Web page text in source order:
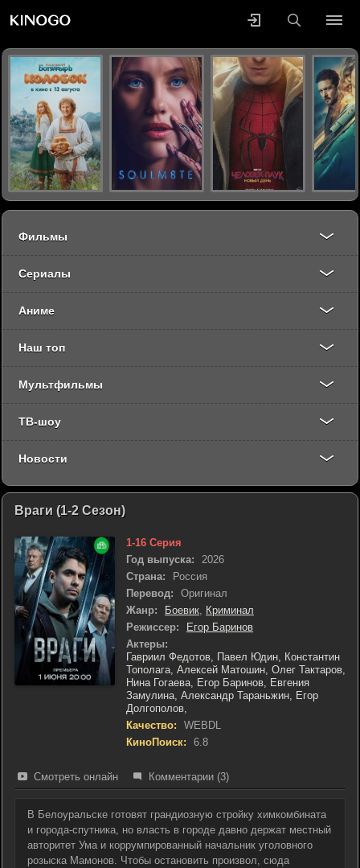
Враги (1-2 Сезон)
1-16 Серия
Год выпуска:
2026
Страна:
Россия
Перевод:
Оригинал
Жанр:
Боевик, Криминал
Режиссер:
Егор Баринов
Актеры:
Гавриил Федотов, Павел Юдин, Константин
Тополага, Алексей Матошин, Олег Тактаров,
Нина Гогаева, Егор Баринов, Евгения
Замулина, Александр Тараньжин, Егор
Долгополов,
Качество:
WEBDL
КиноПоиск:
6.8
Смотреть онлайн Комментарии (3)
В Белоуральске готовят грандиозную стройку химкомбината
и города-спутника, но власть в городе давно держат местный
авторитет Ума и коррумпированный начальник уголовного
розыска Мамонов. Чтобы остановить произвол, сюда
Фильмы
Сериалы
Аниме
Наш топ
Мультфильмы
ТВ-шоу
Новости